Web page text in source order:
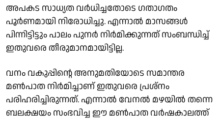
അപകട സാധ്യത വർധിച്ചതോടെ ഗതാഗതം
പൂർണമായി നിരോധിച്ചു. എന്നാൽ മാസങ്ങൾ
പിന്നിട്ടിട്ടും പാലം പുനർ നിർമിക്കുന്നത് സംബന്ധിച്ച്
ഇതുവരെ തീരുമാനമായിട്ടില്ല.
വനം വകുപ്പിൻ്റെ അനുമതിയോടെ സമാന്തര
മൺപാത നിർമിച്ചാണ് ഇതുവരെ പ്രശ്നം
പരിഹരിച്ചിരുന്നത്. എന്നാൽ വേനൽ മഴയിൽ തന്നെ
ബലക്ഷയം സംഭവിച്ച ഈ മൺപാത വർഷകാലത്ത്